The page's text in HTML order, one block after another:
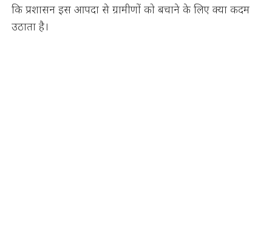
कि प्रशासन इस आपदा से ग्रामीणों को बचाने के लिए क्या कदम
उठाता है।